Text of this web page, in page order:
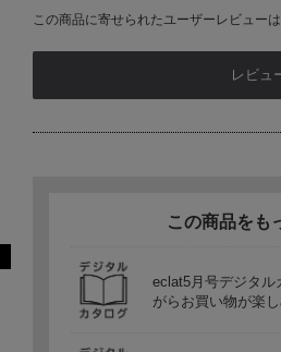
この商品に寄せられたユーザーレビューは
レビュ
この商品をも
eclat5月号デジタル
がらお買い物が楽し